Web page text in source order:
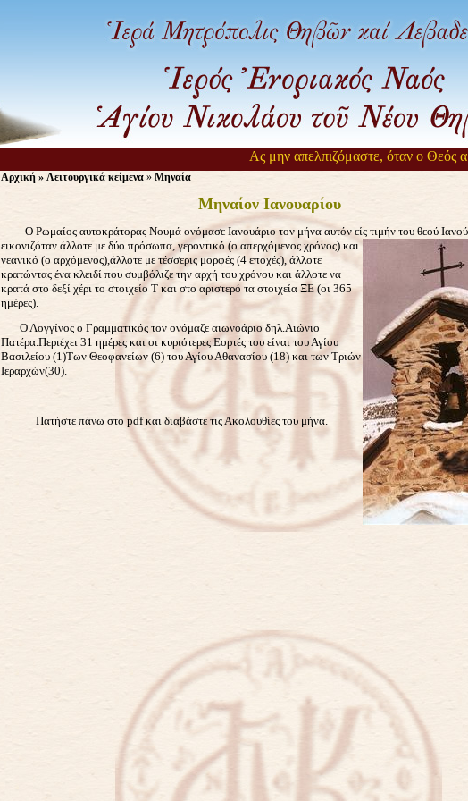
Ας μην απελπιζόμαστε, όταν ο Θεός
Αρχική» Λειτουργικά κείμενα» Μηναία
Μηναίον Ιανουαρίου
Ο Ρωμαίος αυτοκράτορας Νουμά ονόμασε Ιανουάριο τον μήνα αυτόν είς τιμήν του θεού
εικονιζόταν άλλοτε με δύο πρόσωπα, γεροντικό (ο απερχόμενος χρόνος) και
νεανικό (ο αρχόμενος),άλλοτε με τέσσερις μορφές (4 εποχές), άλλοτε
κρατώντας ένα κλειδί που συμβόλιζε την αρχή του χρόνου και άλλοτε να
κρατά στο δεξί χέρι το στοιχείο Τ και στο αριστερό τα στοιχεία ΞΕ (οι 365
ημέρες).
Ο Λογγίνος ο Γραμματικός τον ονόμαζε αιωνοάριο δηλ.Αιώνιο
Πατέρα.Περιέχει 31 ημέρες και οι κυριότερες Εορτές του είναι του Αγίου
Βασιλείου (1)Των Θεοφανείων (6) του Αγίου Αθανασίου (18) και των Τριών
Ιεραρχών(30).
Πατήστε πάνω στο pdf και διαβάστε τις Ακολουθίες του μήνα.